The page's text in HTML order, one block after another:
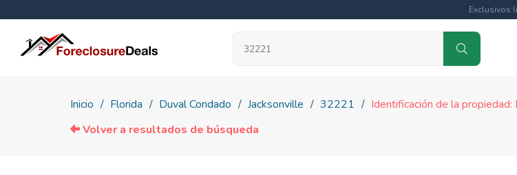
Exclusivos
Inicio Florida Duval Condado Jacksonville 32221
Identificación de la
Volver a resultados de búsqueda